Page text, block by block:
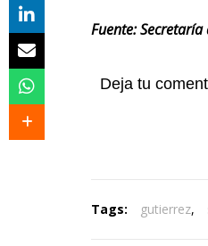
Fuente:
Deja tu
Tags: gutierrez,